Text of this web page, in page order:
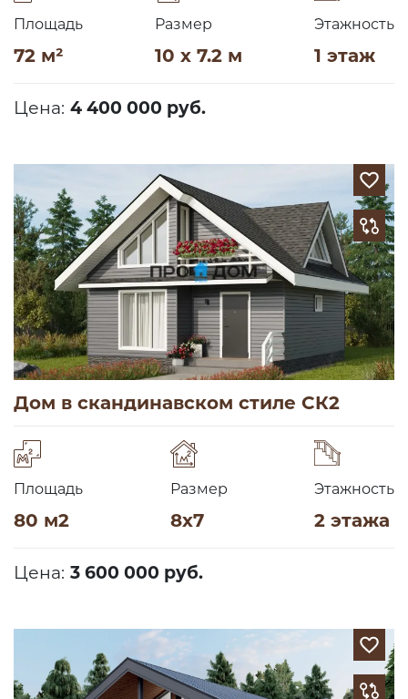
Площадь
72 м²
Размер
10 x 7.2 м
Этажность
1 этаж
Цена: 4 400 000 руб.
Дом в скандинавском стиле СК2
Площадь
80 м2
Размер
8х7
Этажность
2 этажа
Цена: 3 600 000 руб.